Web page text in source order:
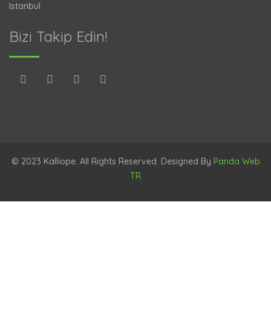
Istanbul
Bizi Takip Edin!
© 2023 Kalliope. All Rights Reserved. Designed By Panda Web
TR